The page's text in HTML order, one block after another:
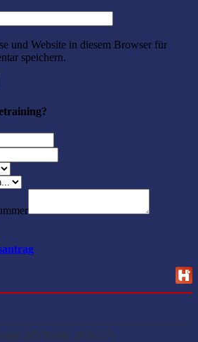
und Website in diesem Browser für
speichern.
(HVBerlin 2026/27)